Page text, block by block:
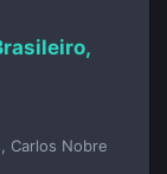
Carlos Nobre